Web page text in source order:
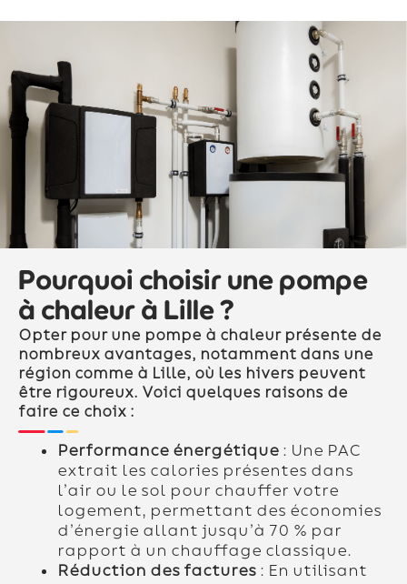
Pourquoi choisir une pompe
à chaleur à Lille ?
Opter pour une pompe à chaleur présente de
nombreux avantages, notamment dans une
région comme à Lille, où les hivers peuvent
être rigoureux. Voici quelques raisons de
faire ce choix :
Performance énergétique: Une PAC
extrait les calories présentes dans
l’air ou le sol pour chauffer votre
logement, permettant des économies
d’énergie allant jusqu’à 70 % par
rapport à un chauffage classique.
Réduction des factures: En utilisant